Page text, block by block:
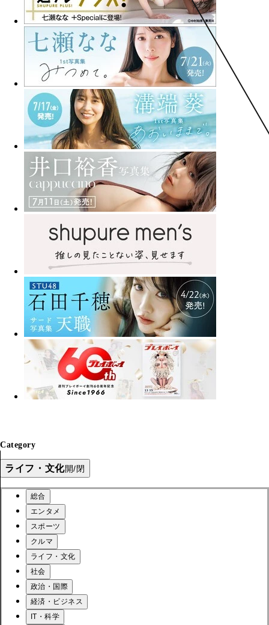
Category
ライフ・文化開/閉
総合
エンタメ
スポーツ
クルマ
ライフ・文化
社会
政治・国際
経済・ビジネス
IT・科学